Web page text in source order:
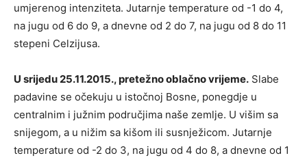
umjerenog intenziteta. Jutarnje temperature od -1 do 4,
na jugu od 6 do 9, a dnevne od 2 do 7, na jugu od 8 do 11
stepeni Celzijusa.
U srijedu 25.11.2015., pretežno oblačno vrijeme. Slabe
padavine se očekuju u istočnoj Bosne, ponegdje u
centralnim i južnim područjima naše zemlje. U višim sa
snijegom, a u nižim sa kišom ili susnježicom. Jutarnje
temperature od -2 do 3, na jugu od 4 do 8, a dnevne od 1